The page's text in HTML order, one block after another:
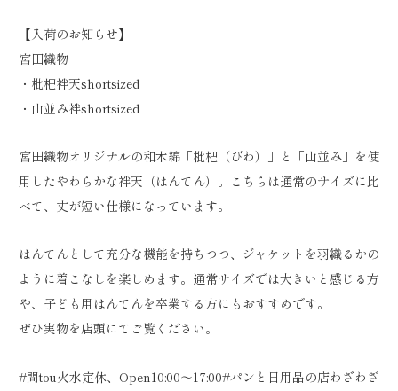
【入荷のお知らせ】
宮田織物
・枇杷袢天shortsized
・山並み袢shortsized
宮田織物オリジナルの和木綿「枇杷（びわ）」と「山並み」を使
用したやわらかな袢天（はんてん）。こちらは通常のサイズに比
べて、丈が短い仕様になっています。
はんてんとして充分な機能を持ちつつ、ジャケットを羽織るかの
ように着こなしを楽しめます。通常サイズでは大きいと感じる方
や、子ども用はんてんを卒業する方にもおすすめです。
ぜひ実物を店頭にてご覧ください。
#問tou火水定休、Open10:00〜17:00#パンと日用品の店わざわざ